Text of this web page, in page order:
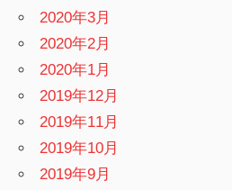
2020年3月
2020年2月
2020年1月
2019年12月
2019年11月
2019年10月
2019年9月